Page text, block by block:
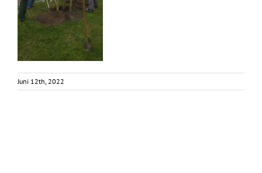
Juni 12th, 2022